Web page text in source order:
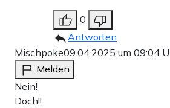
0
Antworten
Mischpoke09.04.2025 um 09:04
Melden
Nein!
Doch!!